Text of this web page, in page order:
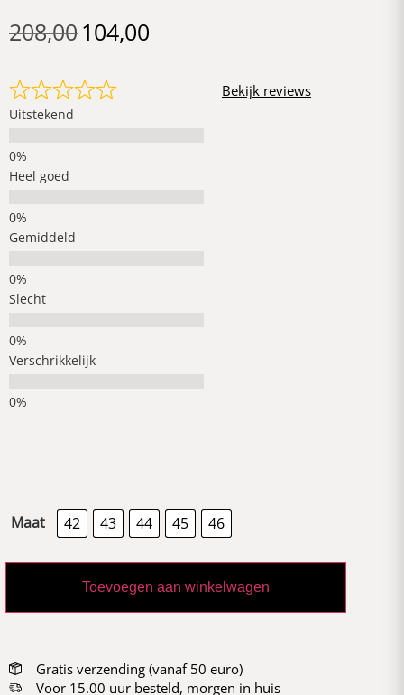
208,00104,00
Uitstekend
Heel goed
Gemiddeld
Slecht
Verschrikkelijk
Bekijk reviews
Maat 42 43 44 45 46
Toevoegen aan winkelwagen
Gratis verzending (vanaf 50 euro)
Voor 15.00 uur besteld, morgen in huis